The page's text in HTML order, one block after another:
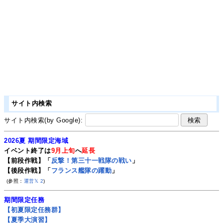
サイト内検索
サイト内検索(by Google):
2026夏 期間限定海域
イベント終了は9月上旬へ延長
【前段作戦】「 反撃！第三十一戦隊の戦い 」
【後段作戦】「 フランス艦隊の躍動 」
(参照： 運営𝕏 2)
期間限定任務
【初夏限定任務群】
【夏季大演習】